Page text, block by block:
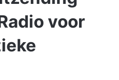
voor